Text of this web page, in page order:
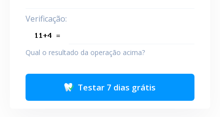
Verificação:
Qual o resultado da operação acima?
Testar 7 dias grátis